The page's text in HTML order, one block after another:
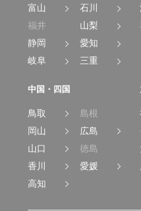
富山
石川
福井
山梨
静岡
愛知
岐阜
三重
中国・四国
鳥取
島根
岡山
広島
山口
徳島
香川
愛媛
高知